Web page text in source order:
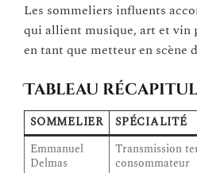
Les sommeliers influents
qui allient musique, art et vin
en tant que metteur en scène
Tableau
SOMMELIER SPÉCIALITÉ
Emmanuel
Delmas
Transmission
consommateur